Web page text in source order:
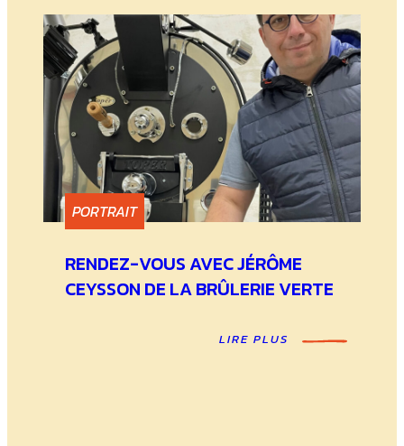
PORTRAIT
RENDEZ-VOUS AVEC JÉRÔME
CEYSSON DE LA BRÛLERIE VERTE
LIRE PLUS